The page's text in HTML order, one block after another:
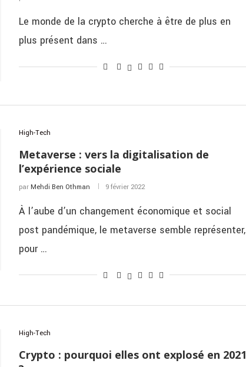
Le monde de la crypto cherche à être de plus en
plus présent dans …
High-Tech
Metaverse : vers la digitalisation de
l’expérience sociale
par Mehdi Ben Othman 9 février 2022
À l’aube d’un changement économique et social
post pandémique, le metaverse semble représenter,
pour …
High-Tech
Crypto : pourquoi elles ont explosé en 2021